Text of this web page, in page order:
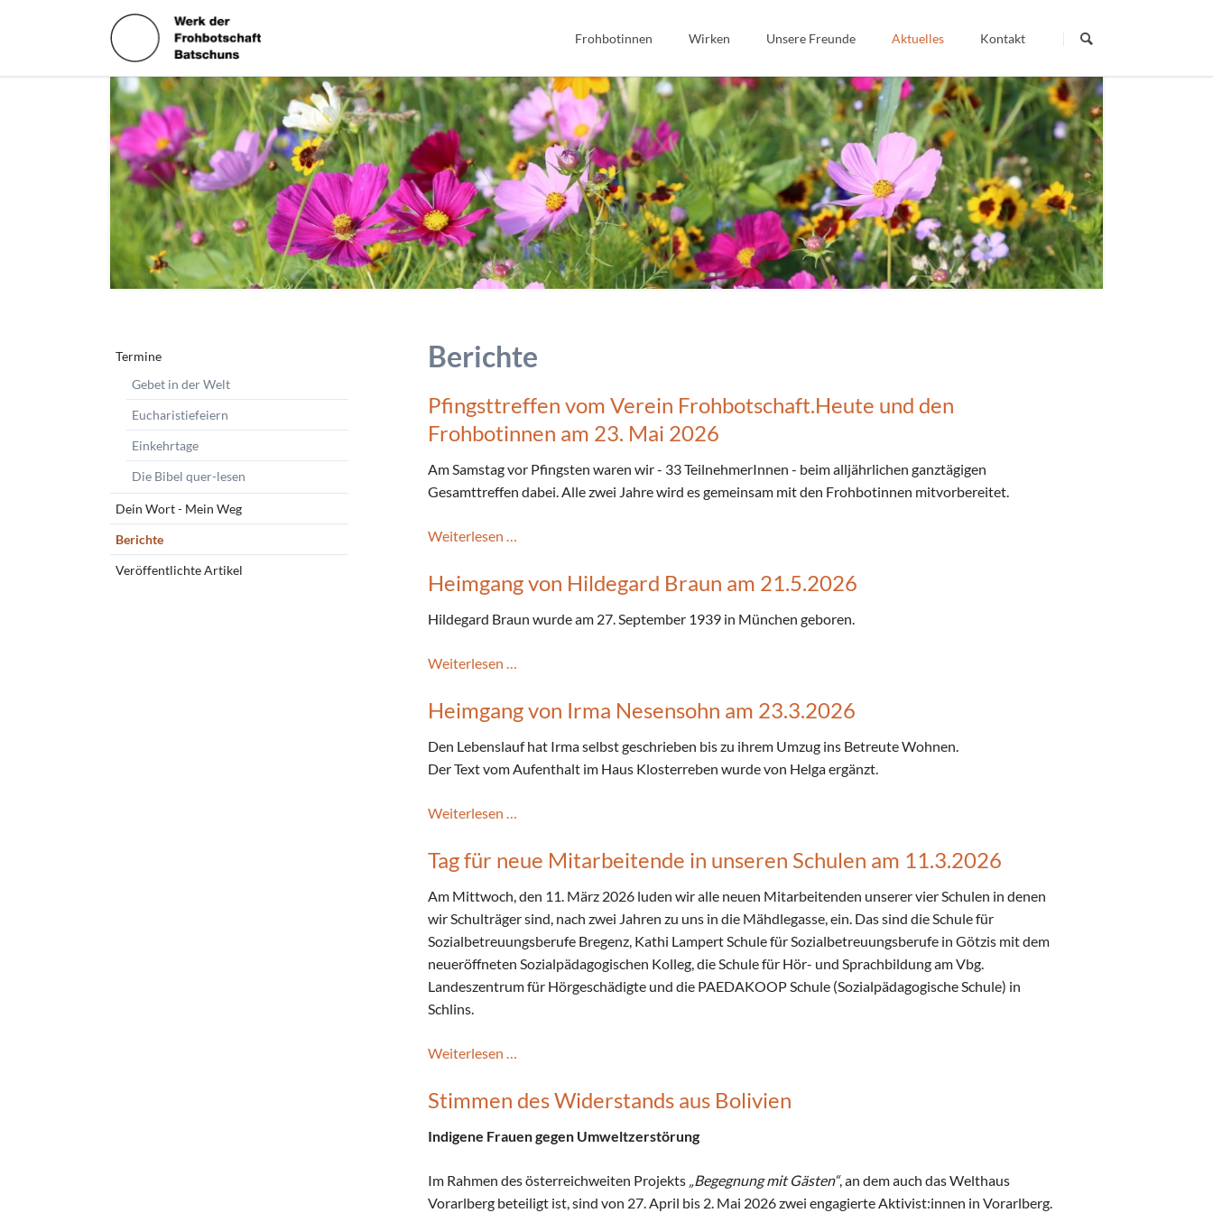
überspringen
Frohbotinnen
Spiritualität
Geschichte
Wir Frohbotinnen
Frohbotin werden
Wirken
Bibel
Bildung
Fonds Sauerteig
Soziales
Gastfreundschaft
Interkulturell/Interreligiös
Unsere Freunde Aktuelles
Termine
Dein Wort - Mein Weg
Veröffentlichte Artikel
Kontakt
Berichte
Pfingsttreffen vom Verein Frohbotschaft.Heute und den
Frohbotinnen am 23. Mai 2026
Am Samstag vor Pfingsten waren wir - 33 TeilnehmerInnen - beim alljährlichen ganztägigen
Gesamttreffen dabei. Alle zwei Jahre wird es gemeinsam mit den Frohbotinnen mitvorbereitet.
Weiterlesen …
Verein
und
Mai
Heimgang von Hildegard Braun am 21.5.2026
Hildegard Braun wurde am 27. September 1939 in München geboren.
Weiterlesen …
Hildegard
am
21.5.2026
Heimgang von Irma Nesensohn am 23.3.2026
Den Lebenslauf hat Irma selbst geschrieben bis zu ihrem Umzug ins Betreute Wohnen.
Der Text vom Aufenthalt im Haus Klosterreben wurde von Helga ergänzt.
Weiterlesen …
Irma
am
23.3.2026
Tag für neue Mitarbeitende in unseren Schulen am 11.3.2026
Am Mittwoch, den 11. März 2026 luden wir alle neuen Mitarbeitenden unserer vier Schulen in denen
wir Schulträger sind, nach zwei Jahren zu uns in die Mähdlegasse, ein. Das sind die Schule für
Sozialbetreuungsberufe Bregenz, Kathi Lampert Schule für Sozialbetreuungsberufe in Götzis mit dem
neueröffneten Sozialpädagogischen Kolleg, die Schule für Hör- und Sprachbildung am Vbg.
Landeszentrum für Hörgeschädigte und die PAEDAKOOP Schule (Sozialpädagogische Schule) in
Schlins.
Weiterlesen …
neue
in
Schulen
am
Stimmen des Widerstands aus Bolivien
Indigene Frauen gegen Umweltzerstörung
Im Rahmen des österreichweiten Projekts „Begegnung mit Gästen“, an dem auch das Welthaus
Vorarlberg beteiligt ist, sind von 27. April bis 2. Mai 2026 zwei engagierte Aktivist:innen in Vorarlberg.
Navigation
Termine
Gebet in der Welt
Eucharistiefeiern
Einkehrtage
Die Bibel quer-lesen
Dein Wort - Mein Weg
Berichte
Veröffentlichte Artikel